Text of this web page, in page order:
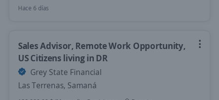
Hace 6 días
Sales Advisor, Remote Work Opportunity,
US Citizens living in DR
Grey State Financial
Las Terrenas, Samaná